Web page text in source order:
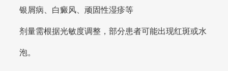
银屑病、白癜风、顽固性湿疹等
剂量需根据光敏度调整，部分患者可能出现红斑或水
泡。